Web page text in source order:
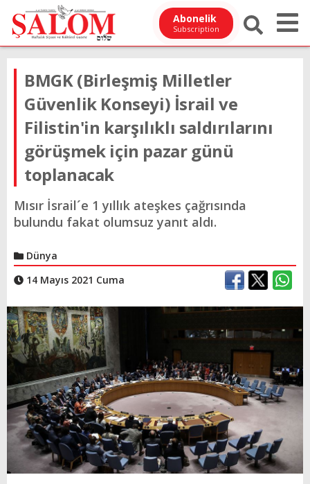
Abonelik
Subscription
BMGK (Birleşmiş Milletler
Güvenlik Konseyi) İsrail ve
Filistin'in karşılıklı saldırılarını
görüşmek için pazar günü
toplanacak
Mısır İsrail´e 1 yıllık ateşkes çağrısında
bulundu fakat olumsuz yanıt aldı.
Dünya
14 Mayıs 2021 Cuma